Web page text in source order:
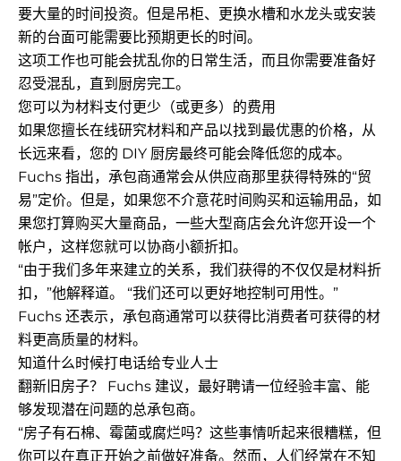
要大量的时间投资。但是吊柜、更换水槽和水龙头或安装
新的台面可能需要比预期更长的时间。
这项工作也可能会扰乱你的日常生活，而且你需要准备好
忍受混乱，直到厨房完工。
您可以为材料支付更少（或更多）的费用
如果您擅长在线研究材料和产品以找到最优惠的价格，从
长远来看，您的 DIY 厨房最终可能会降低您的成本。
Fuchs 指出，承包商通常会从供应商那里获得特殊的“贸
易”定价。但是，如果您不介意花时间购买和运输用品，如
果您打算购买大量商品，一些大型商店会允许您开设一个
帐户，这样您就可以协商小额折扣。
“由于我们多年来建立的关系，我们获得的不仅仅是材料折
扣，”他解释道。 “我们还可以更好地控制可用性。”
Fuchs 还表示，承包商通常可以获得比消费者可获得的材
料更高质量的材料。
知道什么时候打电话给专业人士
翻新旧房子？ Fuchs 建议，最好聘请一位经验丰富、能
够发现潜在问题的总承包商。
“房子有石棉、霉菌或腐烂吗？这些事情听起来很糟糕，但
你可以在真正开始之前做好准备。然而，人们经常在不知